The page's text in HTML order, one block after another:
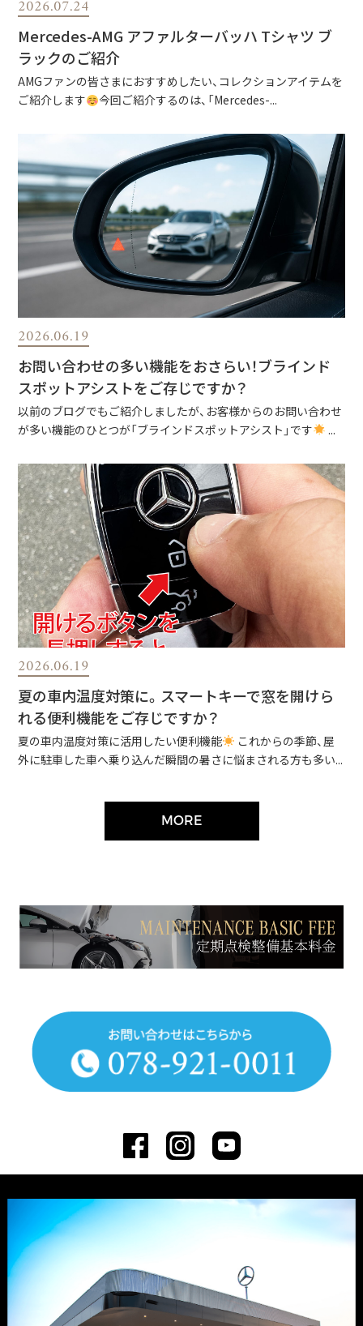
2026.07.24
Mercedes-AMG アファルターバッハ Tシャツ ブ
ラックのご紹介
AMGファンの皆さまにおすすめしたい、コレクションアイテムを
ご紹介します
今回ご紹介するのは、「Mercedes-...
2026.06.19
お問い合わせの多い機能をおさらい！ブラインド
スポットアシストをご存じですか？
以前のブログでもご紹介しましたが、お客様からのお問い合わせ
が多い機能のひとつが「ブラインドスポットアシスト」です
...
2026.06.19
夏の車内温度対策に。スマートキーで窓を開けら
れる便利機能をご存じですか？
夏の車内温度対策に活用したい便利機能
これからの季節、屋
外に駐車した車へ乗り込んだ瞬間の暑さに悩まされる方も多い...
MORE